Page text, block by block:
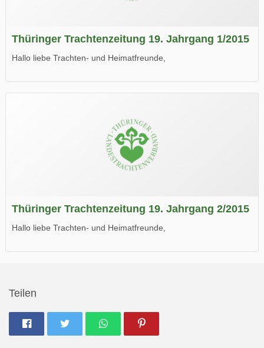
Thüringer Trachtenzeitung 19. Jahrgang 1/2015
Hallo liebe Trachten- und Heimatfreunde,
Wir wünschen Euch viel Spaß beim Lesen.
Thüringer Trachtenzeitung 19. Jahrgang 2/2015
Hallo liebe Trachten- und Heimatfreunde,
Teilen